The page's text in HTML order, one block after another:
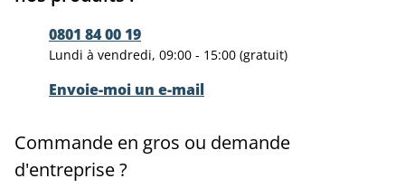
0801 84 00 19
Lundi à vendredi, 09:00 - 15:00 (gratuit)
Envoie-moi un e-mail
Commande en gros ou demande
d'entreprise ?